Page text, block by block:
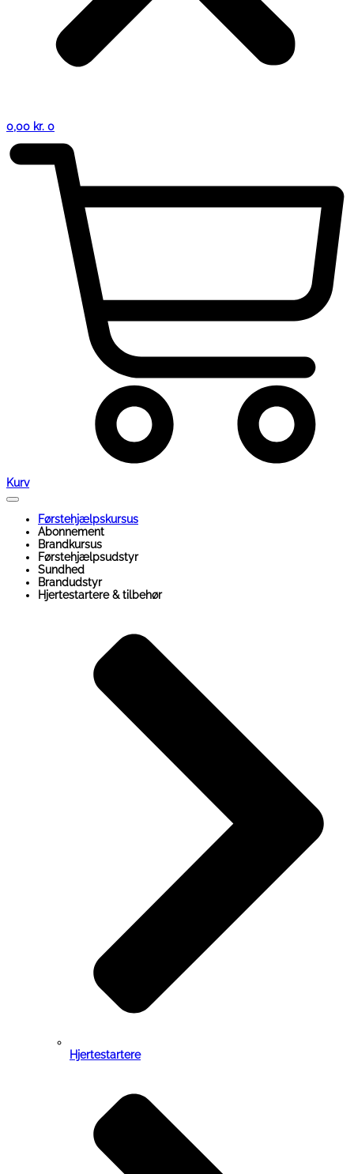
0,00 kr. 0
Kurv
Førstehjælpskursus
Abonnement
Brandkursus
Førstehjælpsudstyr
Sundhed
Brandudstyr
Hjertestartere & tilbehør
Hjertestartere